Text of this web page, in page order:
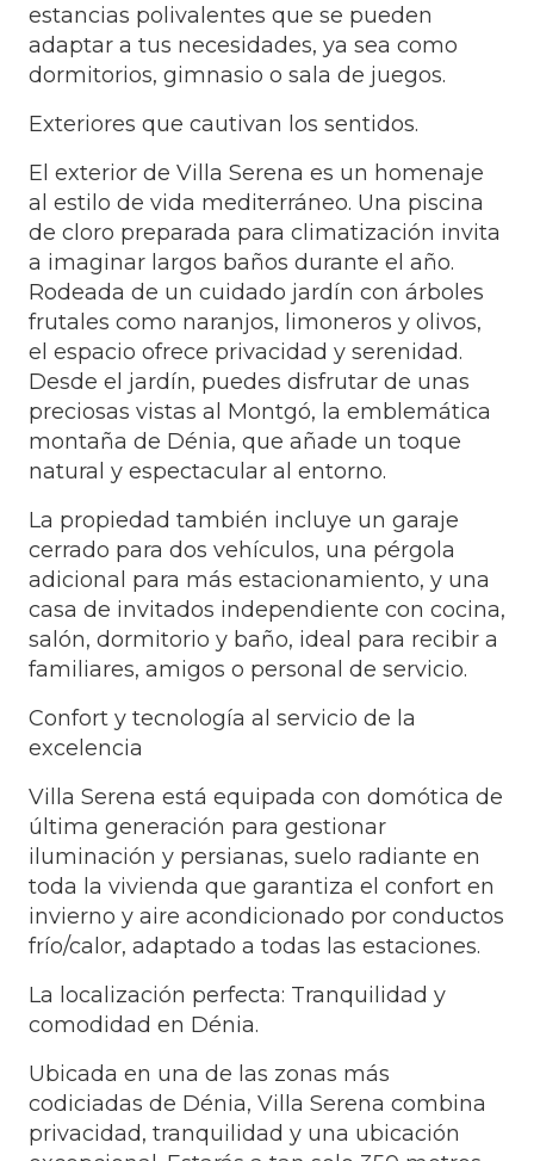
estancias polivalentes que se pueden
adaptar a tus necesidades, ya sea como
dormitorios, gimnasio o sala de juegos.
Exteriores que cautivan los sentidos.
El exterior de Villa Serena es un homenaje
al estilo de vida mediterráneo. Una piscina
de cloro preparada para climatización invita
a imaginar largos baños durante el año.
Rodeada de un cuidado jardín con árboles
frutales como naranjos, limoneros y olivos,
el espacio ofrece privacidad y serenidad.
Desde el jardín, puedes disfrutar de unas
preciosas vistas al Montgó, la emblemática
montaña de Dénia, que añade un toque
natural y espectacular al entorno.
La propiedad también incluye un garaje
cerrado para dos vehículos, una pérgola
adicional para más estacionamiento, y una
casa de invitados independiente con cocina,
salón, dormitorio y baño, ideal para recibir a
familiares, amigos o personal de servicio.
Confort y tecnología al servicio de la
excelencia
Villa Serena está equipada con domótica de
última generación para gestionar
iluminación y persianas, suelo radiante en
toda la vivienda que garantiza el confort en
invierno y aire acondicionado por conductos
frío/calor, adaptado a todas las estaciones.
La localización perfecta: Tranquilidad y
comodidad en Dénia.
Ubicada en una de las zonas más
codiciadas de Dénia, Villa Serena combina
privacidad, tranquilidad y una ubicación